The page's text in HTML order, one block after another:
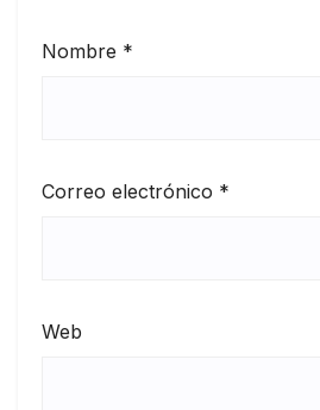
Nombre *
Correo electrónico *
Web